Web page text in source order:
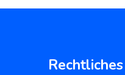
Rechtliches